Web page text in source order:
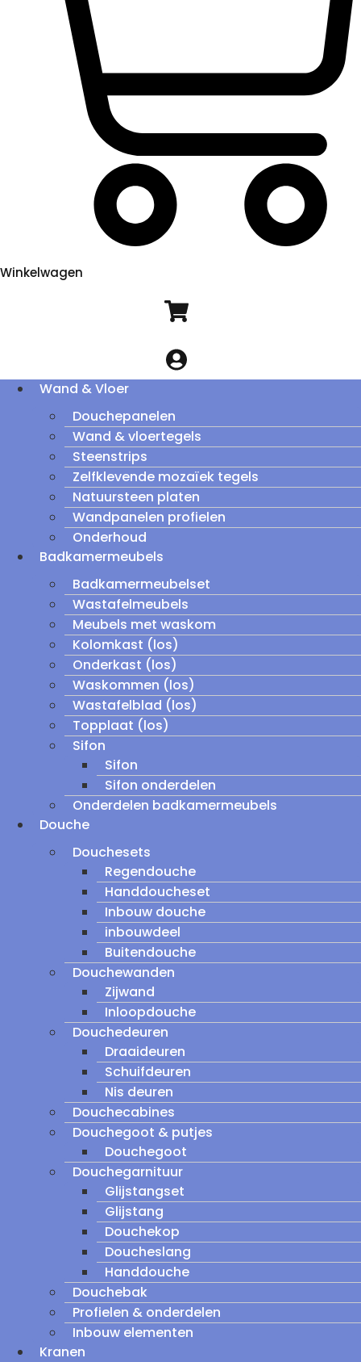
Winkelwagen
Wand & Vloer
Douchepanelen
Wand & vloertegels
Steenstrips
Zelfklevende mozaïek tegels
Natuursteen platen
Wandpanelen profielen
Onderhoud
Badkamermeubels
Badkamermeubelset
Wastafelmeubels
Meubels met waskom
Kolomkast (los)
Onderkast (los)
Waskommen (los)
Wastafelblad (los)
Topplaat (los)
Sifon
Sifon
Sifon onderdelen
Onderdelen badkamermeubels
Douche
Douchesets
Regendouche
Handdoucheset
Inbouw douche
inbouwdeel
Buitendouche
Douchewanden
Zijwand
Inloopdouche
Douchedeuren
Draaideuren
Schuifdeuren
Nis deuren
Douchecabines
Douchegoot & putjes
Douchegoot
Douchegarnituur
Glijstangset
Glijstang
Douchekop
Doucheslang
Handdouche
Douchebak
Profielen & onderdelen
Inbouw elementen
Kranen